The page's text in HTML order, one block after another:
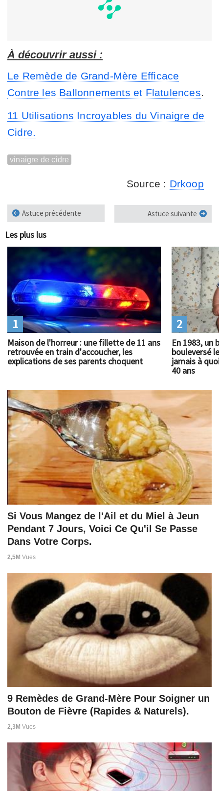
À découvrir aussi :
Le Remède de Grand-Mère Efficace
Contre les Ballonnements et Flatulences.
11 Utilisations Incroyables du Vinaigre de
Cidre.
vinaigre de cidre
Source : Drkoop
Astuce précédente Astuce suivante
Les plus lus
Maison de l'horreur : une fillette de 11 ans
retrouvée en train d'accoucher, les
explications de ses parents choquent
1
En 1983, un
bouleversé
jamais à
40 ans
2
Si Vous Mangez de l'Ail et du Miel à Jeun
Pendant 7 Jours, Voici Ce Qu'il Se Passe
Dans Votre Corps.
2,5M Vues
9 Remèdes de Grand-Mère Pour Soigner un
Bouton de Fièvre (Rapides & Naturels).
2,3M Vues